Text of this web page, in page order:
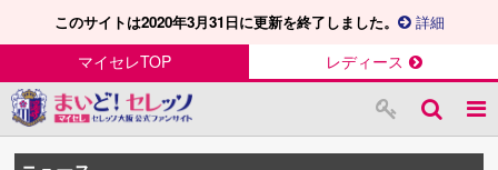
このサイトは2020年3月31日に更新を終了しました。 詳細
マイセレTOP レディース